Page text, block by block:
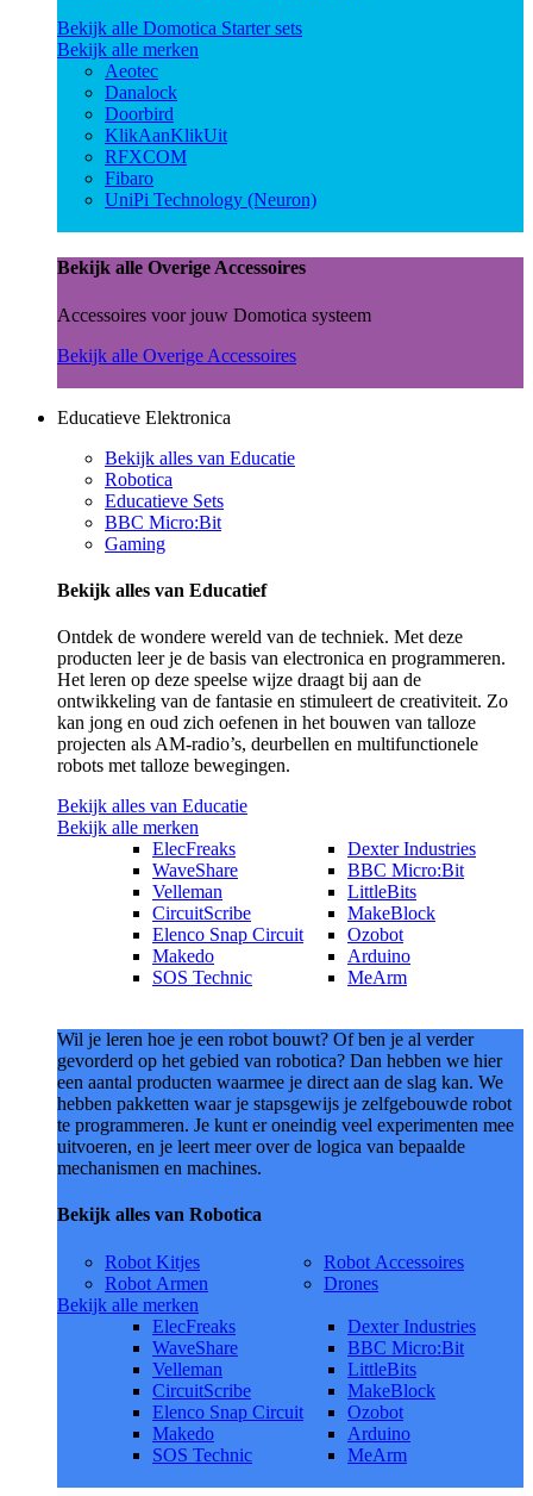
Bekijk alle Domotica Starter sets
Bekijk alle merken
Aeotec
Danalock
Doorbird
KlikAanKlikUit
RFXCOM
Fibaro
UniPi Technology (Neuron)
Bekijk alle Overige Accessoires
Accessoires voor jouw Domotica systeem
Bekijk alle Overige Accessoires
Educatieve Elektronica
Bekijk alles van Educatie
Robotica
Educatieve Sets
BBC Micro:Bit
Gaming
Bekijk alles van Educatief
Ontdek de wondere wereld van de techniek. Met deze
producten leer je de basis van electronica en programmeren.
Het leren op deze speelse wijze draagt bij aan de
ontwikkeling van de fantasie en stimuleert de creativiteit. Zo
kan jong en oud zich oefenen in het bouwen van talloze
projecten als AM-radio’s, deurbellen en multifunctionele
robots met talloze bewegingen.
Bekijk alles van Educatie
Bekijk alle merken
ElecFreaks
WaveShare
Velleman
CircuitScribe
Elenco Snap Circuit
Makedo
SOS Technic
Dexter Industries
BBC Micro:Bit
LittleBits
MakeBlock
Ozobot
Arduino
MeArm
Wil je leren hoe je een robot bouwt? Of ben je al verder
gevorderd op het gebied van robotica? Dan hebben we hier
een aantal producten waarmee je direct aan de slag kan. We
hebben pakketten waar je stapsgewijs je zelfgebouwde robot
te programmeren. Je kunt er oneindig veel experimenten mee
uitvoeren, en je leert meer over de logica van bepaalde
mechanismen en machines.
Bekijk alles van Robotica
Robot Kitjes
Robot Armen
Robot Accessoires
Drones
Bekijk alle merken
ElecFreaks
WaveShare
Velleman
CircuitScribe
Elenco Snap Circuit
Makedo
SOS Technic
Dexter Industries
BBC Micro:Bit
LittleBits
MakeBlock
Ozobot
Arduino
MeArm